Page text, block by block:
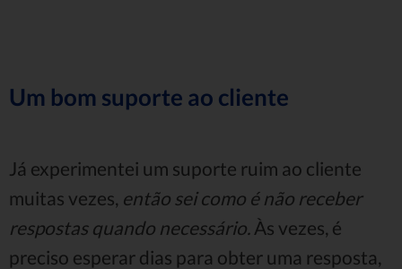
Um bom suporte ao cliente
Já experimentei um suporte ruim ao cliente
muitas vezes, então sei como é não receber
respostas quando necessário. Às vezes, é
preciso esperar dias para obter uma resposta,